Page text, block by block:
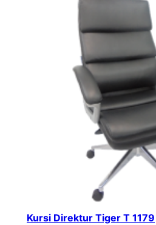
Kursi Direktur Tiger T 1179